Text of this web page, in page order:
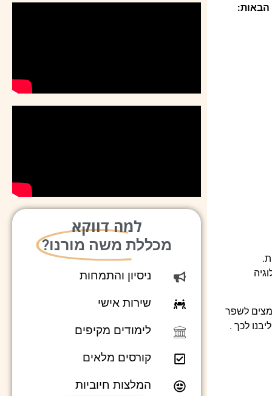
הבאות:
לשפר
לכך .
למה דווקא
מכללת משה מורנו?
ניסיון והתמחות
שירות אישי
לימודים מקיפים
קורסים מלאים
המלצות חיוביות